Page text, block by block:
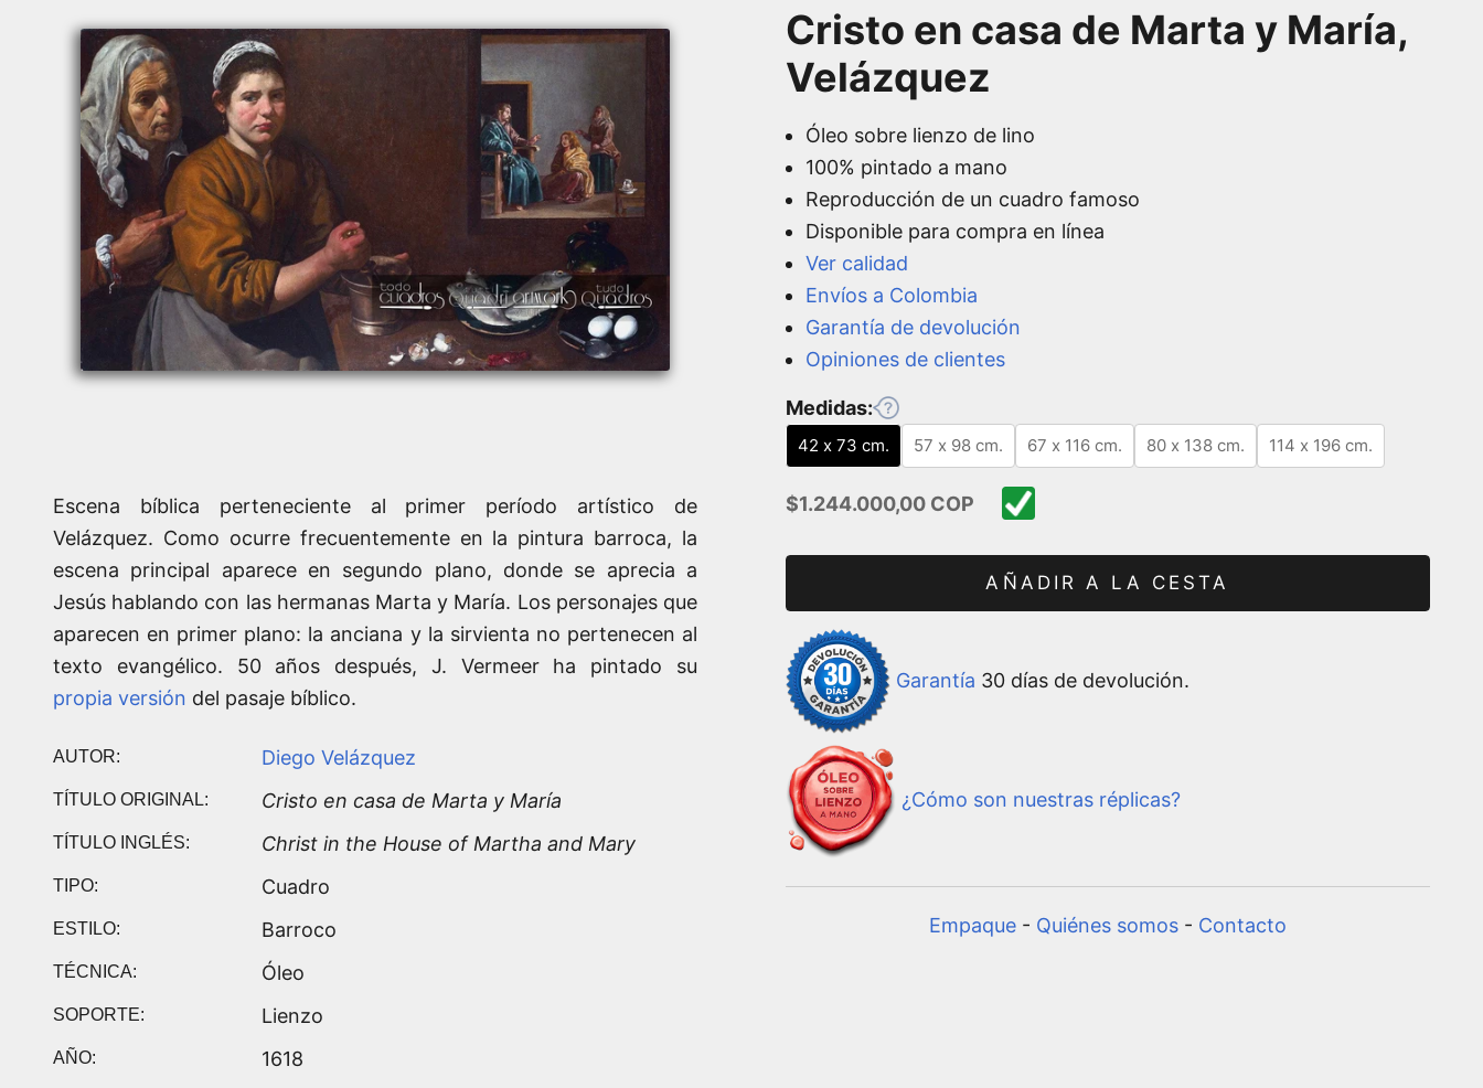
Cristo en casa de Marta y María,
Velázquez
Óleo sobre lienzo de lino
100% pintado a mano
Reproducción de un cuadro famoso
Disponible para compra en línea
Ver calidad
Envíos a Colombia
Garantía de devolución
Opiniones de clientes
Medidas:
42 x 73 cm. 57 x 98 cm. 67 x 116 cm. 80 x 138 cm. 114 x 196 cm.
Precio de oferta
$1.244.000,00 COP
AÑADIR A LA CESTA
Garantía 30 días de devolución.
¿Cómo son nuestras réplicas?
Empaque - Quiénes somos - Contacto
Escena bíblica perteneciente al primer período artístico de
Velázquez. Como ocurre frecuentemente en la pintura barroca, la
escena principal aparece en segundo plano, donde se aprecia a
Jesús hablando con las hermanas Marta y María. Los personajes que
aparecen en primer plano: la anciana y la sirvienta no pertenecen al
texto evangélico. 50 años después, J. Vermeer ha pintado su
propia versión del pasaje bíblico.
AUTOR: Diego Velázquez
TÍTULO ORIGINAL: Cristo en casa de Marta y María
TÍTULO INGLÉS: Christ in the House of Martha and Mary
TIPO: Cuadro
ESTILO: Barroco
TÉCNICA: Óleo
SOPORTE: Lienzo
AÑO: 1618